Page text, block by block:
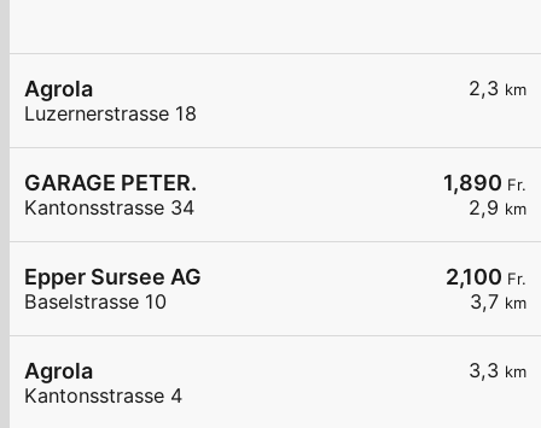
2,3 km
Agrola
Luzernerstrasse 18
1,890 Fr.
2,9 km
GARAGE PETER.
Kantonsstrasse 34
2,100 Fr.
3,7 km
Epper Sursee AG
Baselstrasse 10
3,3 km
Agrola
Kantonsstrasse 4